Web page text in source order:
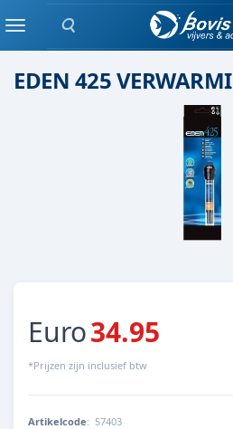
Zoeken
MenuStaaf verwarming
EDEN 425
Euro34.95
*Prijzen zijn inclusief btw
Artikelcode: 57403